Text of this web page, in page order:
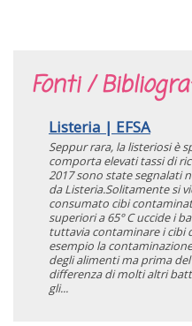
Fonti /
Listeria | EFSA
Seppur rara, la listeriosi è
comporta elevati tassi di
2017 sono state segnalati
da Listeria.Solitamente si
consumato cibi
superiori a 65° C uccide i
tuttavia contaminare i cibi
esempio la
degli alimenti ma prima
differenza di molti altri
gli...